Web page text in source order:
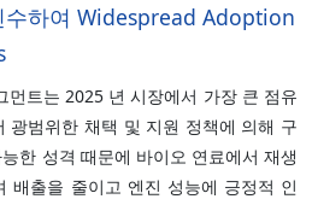
수하여 Widespread Adoption
먼트는 2025 년 시장에서 가장 큰 점유
광범위한 채택 및 지원 정책에 의해 구
한 성격 때문에 바이오 연료에서 재생
배출을 줄이고 엔진 성능에 긍정적 인